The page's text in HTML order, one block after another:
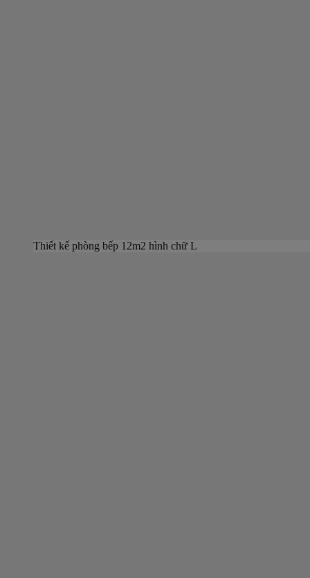
Thiết kế phòng bếp 12m2 hình chữ L